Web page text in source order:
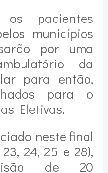
os pacientes
municípios
por uma
da
para então,
para o
Eletivas.
neste final
24, 25 e 28),
de 20